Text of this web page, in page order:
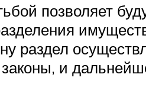
позволяет
раздел
и